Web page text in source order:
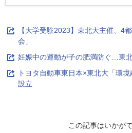
【大学受験2023】東北大主催、4
会」
妊娠中の運動が子の肥満防ぐ…東
トヨタ自動車東日本×東北大「環
設立
この記事はいかが